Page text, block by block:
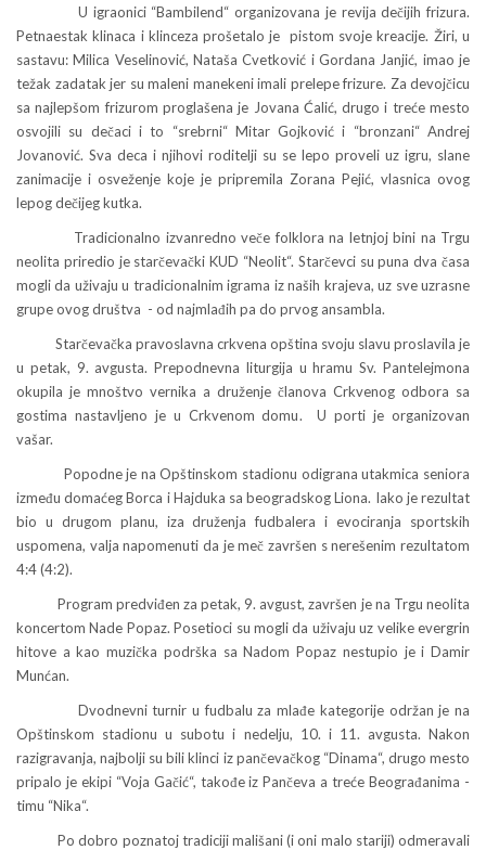
U igraonici “Bambilend“ organizovana je revija dečijih frizura.
Petnaestak klinaca i klinceza prošetalo je pistom svoje kreacije. Žiri, u
sastavu: Milica Veselinović, Nataša Cvetković i Gordana Janjić, imao je
težak zadatak jer su maleni manekeni imali prelepe frizure. Za devojčicu
sa najlepšom frizurom proglašena je Jovana Ćalić, drugo i treće mesto
osvojili su dečaci i to “srebrni“ Mitar Gojković i “bronzani“ Andrej
Jovanović. Sva deca i njihovi roditelji su se lepo proveli uz igru, slane
zanimacije i osveženje koje je pripremila Zorana Pejić, vlasnica ovog
lepog dečijeg kutka.
Tradicionalno izvanredno veče folklora na letnjoj bini na Trgu
neolita priredio je starčevački KUD “Neolit“. Starčevci su puna dva časa
mogli da uživaju u tradicionalnim igrama iz naših krajeva, uz sve uzrasne
grupe ovog društva - od najmlađih pa do prvog ansambla.
Starčevačka pravoslavna crkvena opština svoju slavu proslavila je
u petak, 9. avgusta. Prepodnevna liturgija u hramu Sv. Pantelejmona
okupila je mnoštvo vernika a druženje članova Crkvenog odbora sa
gostima nastavljeno je u Crkvenom domu. U porti je organizovan
vašar.
Popodne je na Opštinskom stadionu odigrana utakmica seniora
između domaćeg Borca i Hajduka sa beogradskog Liona. Iako je rezultat
bio u drugom planu, iza druženja fudbalera i evociranja sportskih
uspomena, valja napomenuti da je meč završen s nerešenim rezultatom
4:4 (4:2).
Program predviđen za petak, 9. avgust, završen je na Trgu neolita
koncertom Nade Popaz. Posetioci su mogli da uživaju uz velike evergrin
hitove a kao muzička podrška sa Nadom Popaz nestupio je i Damir
Munćan.
Dvodnevni turnir u fudbalu za mlađe kategorije održan je na
Opštinskom stadionu u subotu i nedelju, 10. i 11. avgusta. Nakon
razigravanja, najbolji su bili klinci iz pančevačkog “Dinama“, drugo mesto
pripalo je ekipi “Voja Gačić“, takođe iz Pančeva a treće Beograđanima -
timu “Nika“.
Po dobro poznatoj tradiciji mališani (i oni malo stariji) odmeravali